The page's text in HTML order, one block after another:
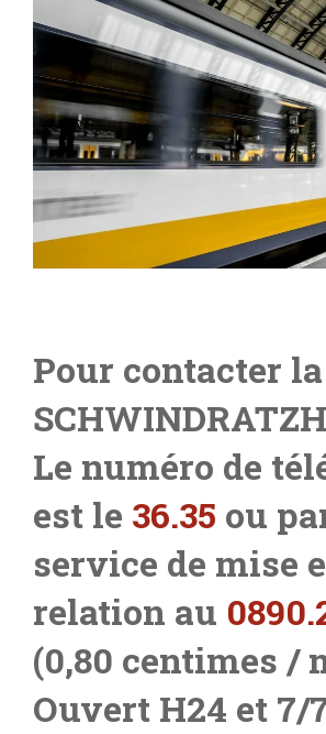
Pour contacter
Le numéro de
est le 36.35 ou
service de mise
relation au
(0,80 centimes /
Ouvert H24 et 7/